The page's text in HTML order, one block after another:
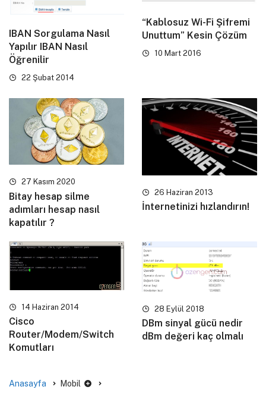
IBAN Sorgulama Nasıl
Yapılır IBAN Nasıl
Öğrenilir
22 Şubat 2014
“Kablosuz Wi-Fi Şifremi
Unuttum” Kesin Çözüm
10 Mart 2016
27 Kasım 2020
Bitay hesap silme
adımları hesap nasıl
kapatılır ?
26 Haziran 2013
İnternetinizi hızlandırın!
14 Haziran 2014
Cisco
Router/Modem/Switch
Komutları
28 Eylül 2018
DBm sinyal gücü nedir
dBm değeri kaç olmalı
Anasayfa Mobil